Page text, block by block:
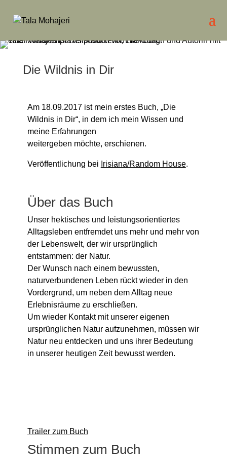
Die Wildnis in Dir
Am 18.09.2017 ist mein erstes Buch, „Die
Wildnis in Dir“, in dem ich mein Wissen und
meine Erfahrungen
weitergeben möchte, erschienen.
Veröffentlichung bei Irisiana/Random House.
Über das Buch
Unser hektisches und leistungsorientiertes
Alltagsleben entfremdet uns mehr und mehr von
der Lebenswelt, der wir ursprünglich
entstammen: der Natur.
Der Wunsch nach einem bewussten,
naturverbundenen Leben rückt wieder in den
Vordergrund, um neben dem Alltag neue
Erlebnisräume zu erschließen.
Um wieder Kontakt mit unserer eigenen
ursprünglichen Natur aufzunehmen, müssen wir
Natur neu entdecken und uns ihrer Bedeutung
in unserer heutigen Zeit bewusst werden.
Trailer zum Buch
Stimmen zum Buch